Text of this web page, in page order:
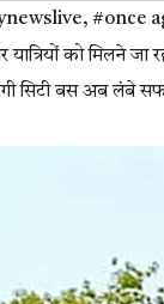
, #once
को मिलने जा
सिटी बस अब लंबे